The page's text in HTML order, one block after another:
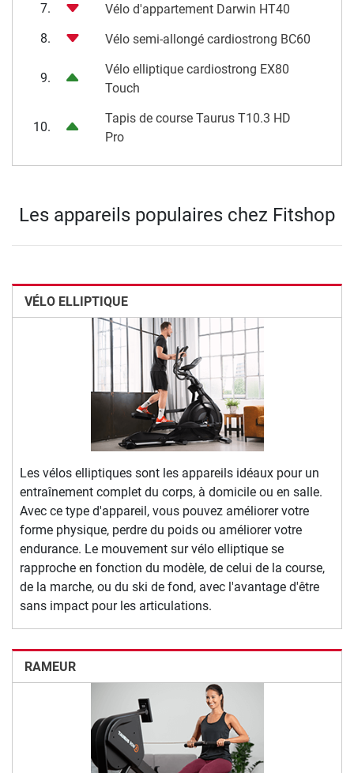
7.
Vélo d'appartement Darwin HT40
8.
Vélo semi-allongé cardiostrong BC60
9.
Vélo elliptique cardiostrong EX80
Touch
10.
Tapis de course Taurus T10.3 HD
Pro
Les appareils populaires chez Fitshop
VÉLO ELLIPTIQUE
Les vélos elliptiques sont les appareils idéaux pour un
entraînement complet du corps, à domicile ou en salle.
Avec ce type d'appareil, vous pouvez améliorer votre
forme physique, perdre du poids ou améliorer votre
endurance. Le mouvement sur vélo elliptique se
rapproche en fonction du modèle, de celui de la course,
de la marche, ou du ski de fond, avec l'avantage d'être
sans impact pour les articulations.
RAMEUR